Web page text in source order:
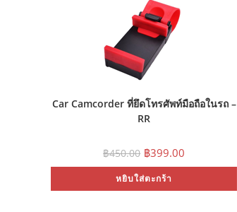
Car Camcorder ที่ยึดโทรศัพท์มือถือในรถ –
RR
฿450.00 Original
price
was:
฿450.00.
฿399.00
is:
หยิบใส่ตะกร้า